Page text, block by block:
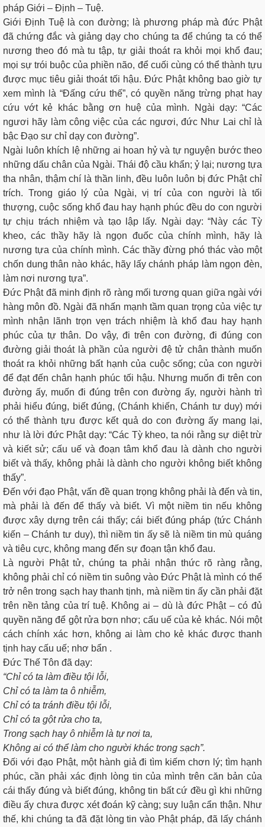
pháp Giới – Định – Tuệ.
Giới Định Tuệ là con đường; là phương pháp mà đức Phật
đã chứng đắc và giảng dạy cho chúng ta để chúng ta có thể
nương theo đó mà tu tập, tự giải thoát ra khỏi mọi khổ đau;
mọi sự trói buộc của phiền não, để cuối cùng có thể thành tựu
được mục tiêu giải thoát tối hậu. Đức Phật không bao giờ tự
xem mình là “Đấng cứu thế”, có quyền năng trừng phạt hay
cứu vớt kẻ khác bằng ơn huệ của mình. Ngài dạy: “Các
ngươi hãy làm công việc của các ngươi, đức Như Lai chỉ là
bậc Đạo sư chỉ dạy con đường”.
Ngài luôn khích lệ những ai hoan hỷ và tự nguyện bước theo
những dấu chân của Ngài. Thái độ cầu khẩn; ỷ lại; nương tựa
tha nhân, thậm chí là thần linh, đều luôn luôn bị đức Phật chỉ
trích. Trong giáo lý của Ngài, vị trí của con người là tối
thượng, cuộc sống khổ đau hay hạnh phúc đều do con người
tự chịu trách nhiệm và tạo lập lấy. Ngài dạy: “Này các Tỳ
kheo, các thầy hãy là ngọn đuốc của chính mình, hãy là
nương tựa của chính mình. Các thầy đừng phó thác vào một
chốn dung thân nào khác, hãy lấy chánh pháp làm ngọn đèn,
làm nơi nương tựa”.
Đức Phật đã minh định rõ ràng mối tương quan giữa ngài với
hàng môn đồ. Ngài đã nhấn mạnh tầm quan trọng của việc tự
mình nhận lãnh trọn vẹn trách nhiệm là khổ đau hay hạnh
phúc của tự thân. Do vậy, đi trên con đường, đi đúng con
đường giải thoát là phần của người đệ tử chân thành muốn
thoát ra khỏi những bất hạnh của cuộc sống; của con người
để đạt đến chân hạnh phúc tối hậu. Nhưng muốn đi trên con
đường ấy, muốn đi đúng trên con đường ấy, người hành trì
phải hiểu đúng, biết đúng, (Chánh khiến, Chánh tư duy) mới
có thể thành tựu được kết quả do con đường ấy mang lại,
như là lời đức Phật dạy: “Các Tỳ kheo, ta nói rằng sự diệt trừ
và kiết sử; cấu uế và đoạn tâm khổ đau là dành cho người
biết và thấy, không phải là dành cho người không biết không
thấy”.
Đến với đạo Phật, vấn đề quan trọng không phải là đến và tin,
mà phải là đến để thấy và biết. Vì một niềm tin nếu không
được xây dựng trên cái thấy; cái biết đúng pháp (tức Chánh
kiến – Chánh tư duy), thì niềm tin ấy sẽ là niềm tin mù quáng
và tiêu cực, không mang đến sự đoạn tận khổ đau.
Là người Phật tử, chúng ta phải nhận thức rõ ràng rằng,
không phải chỉ có niềm tin suông vào Đức Phật là mình có thể
trở nên trong sạch hay thanh tịnh, mà niềm tin ấy cần phải đặt
trên nền tảng của trí tuệ. Không ai – dù là đức Phật – có đủ
quyền năng để gột rửa bợn nhơ; cấu uế của kẻ khác. Nói một
cách chính xác hơn, không ai làm cho kẻ khác được thanh
tịnh hay cấu uế; nhơ bẩn .
Đức Thế Tôn đã dạy:
“Chỉ có ta làm điều tội lỗi,
Chỉ có ta làm ta ô nhiễm,
Chỉ có ta tránh điều tội lỗi,
Chỉ có ta gột rửa cho ta,
Trong sạch hay ô nhiễm là tự nơi ta,
Không ai có thể làm cho người khác trong sạch”.
Đối với đạo Phật, một hành giả đi tìm kiếm chơn lý; tìm hạnh
phúc, cần phải xác định lòng tin của mình trên căn bản của
cái thấy đúng và biết đúng, không tin bất cứ đều gì khi những
điều ấy chưa được xét đoán kỹ càng; suy luận cẩn thận. Như
thế, khi chúng ta đã đặt lòng tin vào Phật pháp, đã lấy chánh